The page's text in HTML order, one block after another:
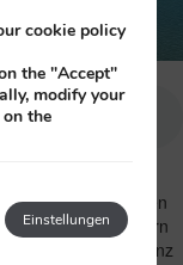
im neuen
Mangrove, lassen
verzaubern
zu einem ganz
cookie policy
the "Accept"
modify your
the
Einstellungen